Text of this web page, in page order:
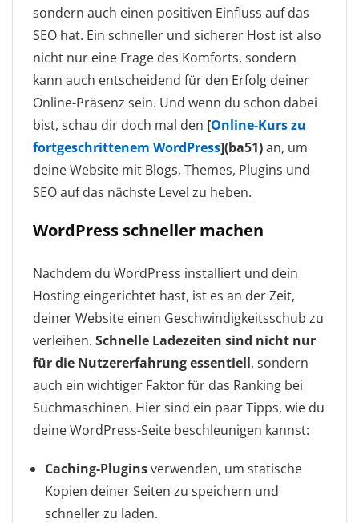
sondern auch einen positiven Einfluss auf das
SEO hat. Ein schneller und sicherer Host ist also
nicht nur eine Frage des Komforts, sondern
kann auch entscheidend für den Erfolg deiner
Online-Präsenz sein. Und wenn du schon dabei
bist, schau dir doch mal den [Online-Kurs zu
fortgeschrittenem WordPress](ba51)an, um
deine Website mit Blogs, Themes, Plugins und
SEO auf das nächste Level zu heben.
WordPress schneller machen
Nachdem du WordPress installiert und dein
Hosting eingerichtet hast, ist es an der Zeit,
deiner Website einen Geschwindigkeitsschub zu
verleihen. Schnelle Ladezeiten sind nicht nur
für die Nutzererfahrung essentiell, sondern
auch ein wichtiger Faktor für das Ranking bei
Suchmaschinen. Hier sind ein paar Tipps, wie du
deine WordPress-Seite beschleunigen kannst:
Caching-Pluginsverwenden, um statische
Kopien deiner Seiten zu speichern und
schneller zu laden.